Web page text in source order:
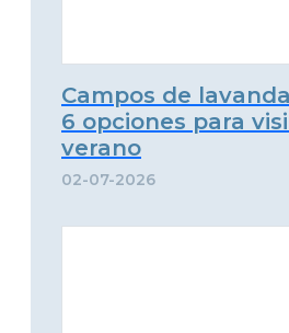
Campos de
6 opciones para
verano
02-07-2026